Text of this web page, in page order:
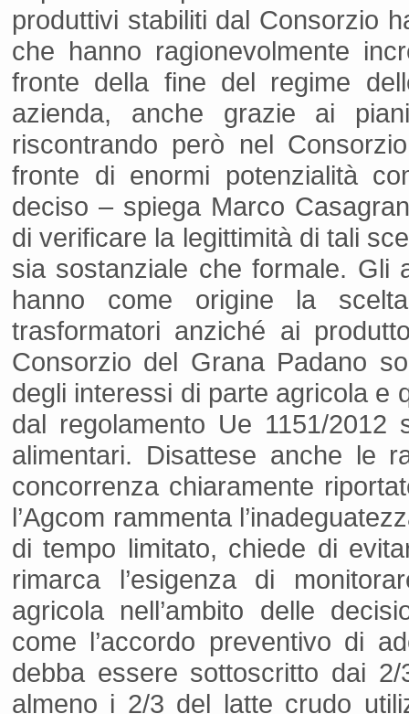
produttivi stabiliti dal Consorzio
che hanno ragionevolmente
fronte della fine del regime
azienda, anche grazie ai
riscontrando però nel
fronte di enormi potenzialità
deciso – spiega Marco
di verificare la legittimità di tali
sia sostanziale che formale. Gli
hanno come origine la
trasformatori anziché ai
Consorzio del Grana Padano
degli interessi di parte agricola e
dal regolamento Ue 1151/
alimentari. Disattese anche le
concorrenza chiaramente
l’Agcom rammenta
di tempo limitato, chiede di
rimarca l’esigenza di
agricola nell’ambito delle
come l’accordo preventivo di
debba essere sottoscritto dai
almeno i 2/3 del latte crudo